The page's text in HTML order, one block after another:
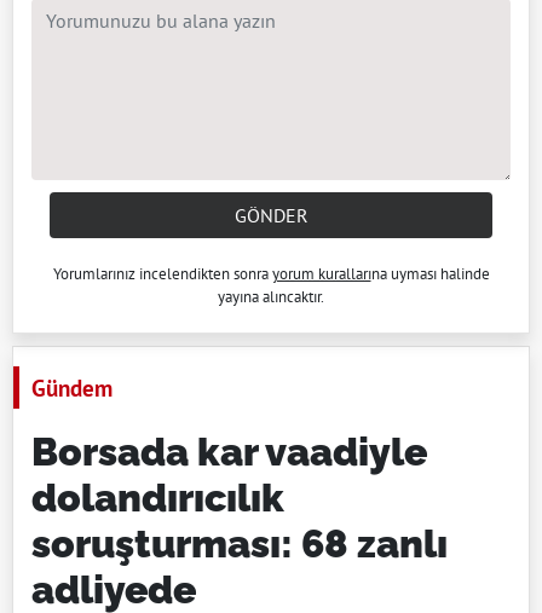
GÖNDER
Yorumlarınız incelendikten sonrayorum kurallarına uyması halinde
yayına alıncaktır.
Gündem
Borsada kar vaadiyle
dolandırıcılık
soruşturması: 68 zanlı
adliyede